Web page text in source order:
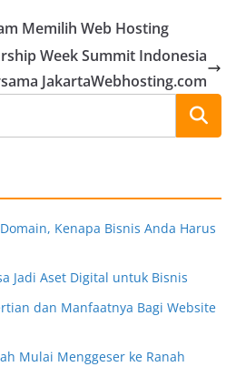
Memilih Web Hosting
Week Summit Indonesia
JakartaWebhosting.com
Kenapa Bisnis Anda Harus
Jadi Aset Digital untuk Bisnis
dan Manfaatnya Bagi Website
Mulai Menggeser ke Ranah